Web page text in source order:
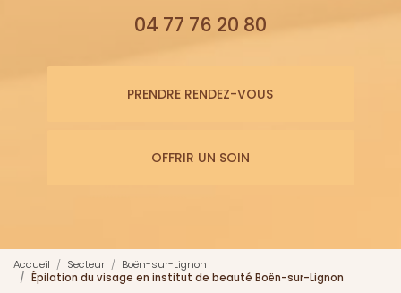
04 77 76 20 80
PRENDRE RENDEZ-VOUS
OFFRIR UN SOIN
Accueil Secteur
Boën-sur-Lignon
Épilation du visage en institut de beauté Boën-sur-Lignon